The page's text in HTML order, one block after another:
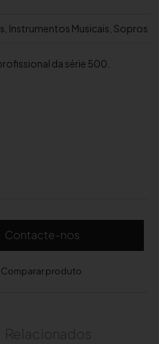
Instrumentos Musicais Sopros
da série 500.
Contacte-nos
Comparar produto